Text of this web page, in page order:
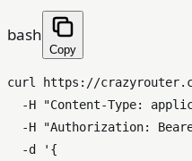
bash
Copy
curl https://
  -H
"Content-Type:
  -H
"Authorization:
  -d
'{